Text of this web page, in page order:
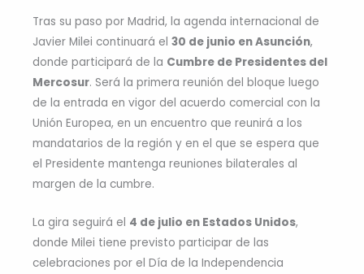
Tras su paso por Madrid, la agenda internacional de
Javier Milei continuará el 30 de junio en Asunción,
donde participará de la Cumbre de Presidentes del
Mercosur. Será la primera reunión del bloque luego
de la entrada en vigor del acuerdo comercial con la
Unión Europea, en un encuentro que reunirá a los
mandatarios de la región y en el que se espera que
el Presidente mantenga reuniones bilaterales al
margen de la cumbre.
La gira seguirá el 4 de julio en Estados Unidos,
donde Milei tiene previsto participar de las
celebraciones por el Día de la Independencia